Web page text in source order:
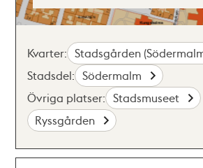
Kvarter: Stadsgården
Stadsdel: Södermalm
Övriga platser: Stadsmuseet
Ryssgården